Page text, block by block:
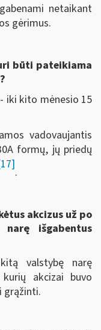
netaikant
gėrimus.
būti pateikiama
iki kito mėnesio 15
vadovaujantis
formų, jų priedų
.
akcizus už po
išgabentus
valstybę narę
akcizai buvo
grąžinti.